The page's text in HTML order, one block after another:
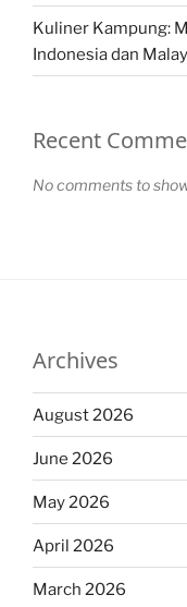
Kuliner Kampung:
Indonesia dan
Recent
No comments to
Archives
August 2026
June 2026
May 2026
April 2026
March 2026